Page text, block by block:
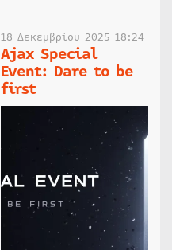
18 Δεκεμβρίου 2025 18:24
Ajax Special
Event: Dare to be
first